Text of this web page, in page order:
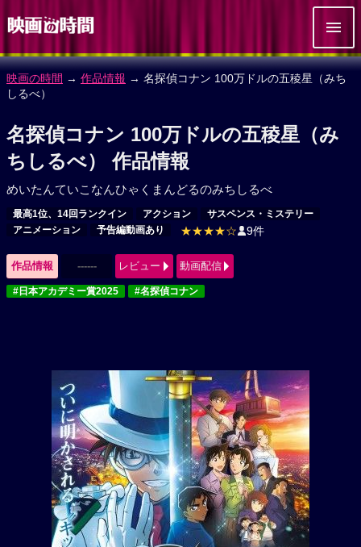
映画の時間 → 作品情報 → 名探偵コナン 100万ドルの五稜星（みち
しるべ）
名探偵コナン 100万ドルの五稜星（み
ちしるべ） 作品情報
めいたんていこなんひゃくまんどるのみちしるべ
最高1位、14回ランクイン アクション
サスペンス・ミステリー
アニメーション
予告編動画あり ★★★★☆ 9件
作品情報 ------ レビュー 動画配信
#日本アカデミー賞2025 #名探偵コナン